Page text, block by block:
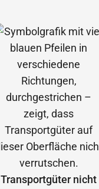
Transportgüter nicht